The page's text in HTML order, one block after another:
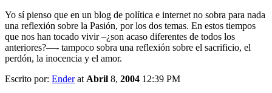
Yo sí pienso que en un blog de política e internet no sobra para nada
una reflexión sobre la Pasión, por los dos temas. En estos tiempos
que nos han tocado vivir –¿son acaso diferentes de todos los
anteriores?—- tampoco sobra una reflexión sobre el sacrificio, el
perdón, la inocencia y el amor.
Escrito por: Enderat Abril 8, 2004 12:39 PM